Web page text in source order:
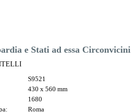
e Stati ad essa Circonvicini
S9521
430 x 560 mm
1680
Roma